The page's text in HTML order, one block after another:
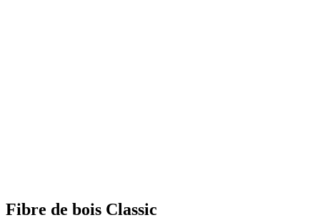
Fibre de bois Classic